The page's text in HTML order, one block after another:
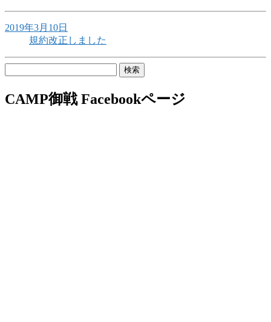
2019年3月10日
規約改正しました
CAMP御戦 Facebookページ